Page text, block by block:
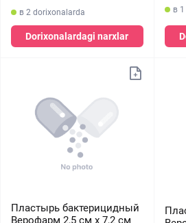
в 2 dorixonalarda
Dorixonalardagi narxlar
в
Пластырь бактерицидный
Верофарм 2,5 см х 7,2 см